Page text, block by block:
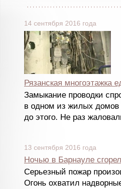
14 сентября 2016 года
Рязанская многоэтажка
Замыкание проводки
в одном из жилых домов
до этого. Не раз
13 сентября 2016 года
Ночью в Барнауле
Серьезный пожар
Огонь охватил